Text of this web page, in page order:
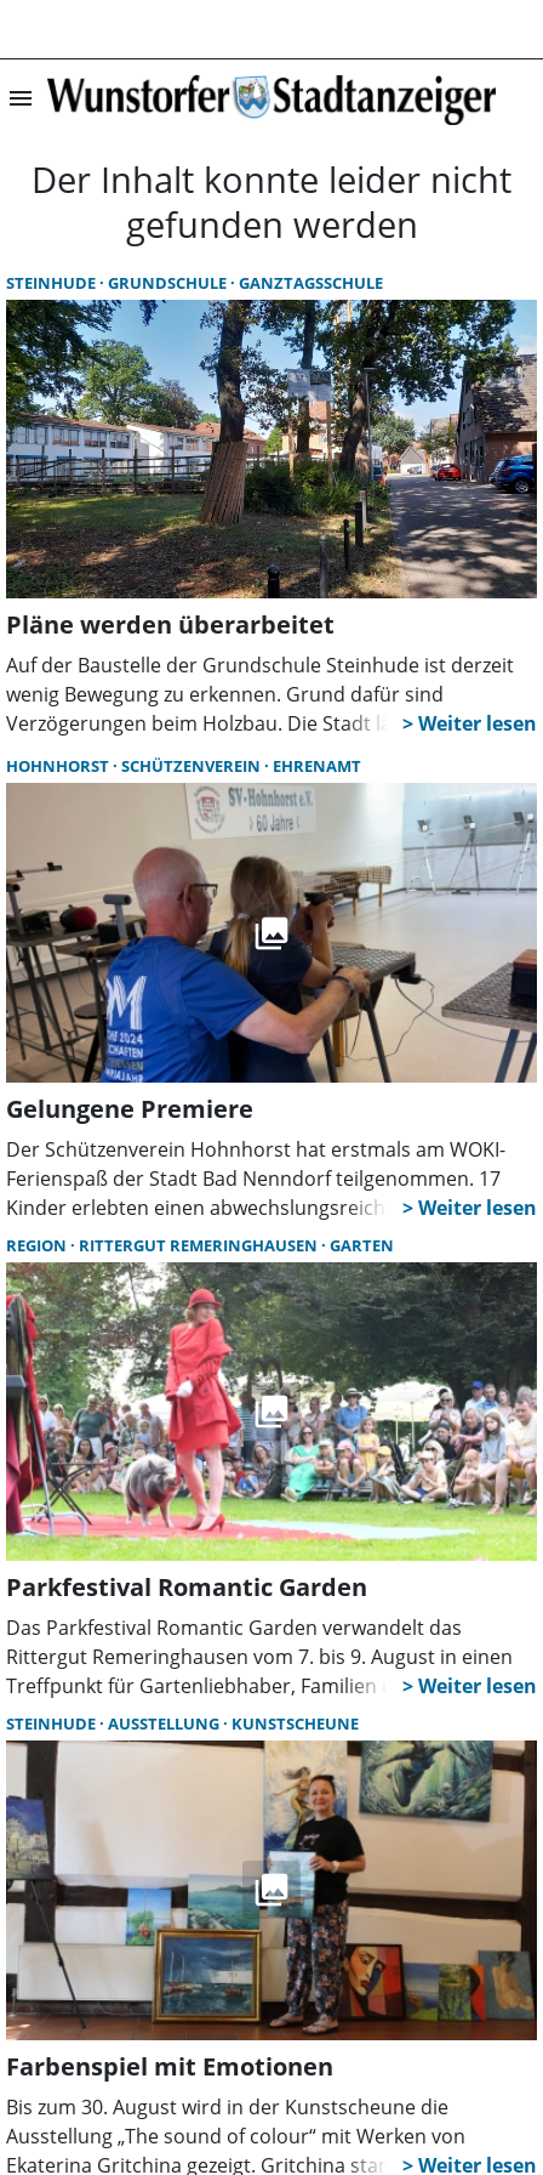
menu
Startseite |
Der Inhalt konnte leider nicht
gefunden werden
STEINHUDE GRUNDSCHULE GANZTAGSSCHULE
Pläne werden überarbeitet
Auf der Baustelle der Grundschule Steinhude ist derzeit
wenig Bewegung zu erkennen. Grund dafür sind
Verzögerungen beim Holzbau. Die Stadt lässt aktuell
Montage- und Ablaufpläne überarbeiten. Ob sich daraus
Folgen für den Zeitplan des ersten Bauabschnitts
ergeben, ist noch offen.
HOHNHORST SCHÜTZENVEREIN EHRENAMT
Gelungene Premiere
Der Schützenverein Hohnhorst hat erstmals am WOKI-
Ferienspaß der Stadt Bad Nenndorf teilgenommen. 17
Kinder erlebten einen abwechslungsreichen Tag mit
Lichtpunktschießen, Blasrohrsport, Spielen und
Experimenten. Zwölf Ehrenamtliche sorgten für eine
intensive Betreuung.
REGION RITTERGUT REMERINGHAUSEN GARTEN
Parkfestival Romantic Garden
Das Parkfestival Romantic Garden verwandelt das
Rittergut Remeringhausen vom 7. bis 9. August in einen
Treffpunkt für Gartenliebhaber, Familien und Genießer.
Mehr als 130 Aussteller, Live-Musik, Parkführungen,
Kunsthandwerk und zahlreiche Mitmachaktionen sorgen
für ein abwechslungsreiches Sommerwochenende.
STEINHUDE AUSSTELLUNG KUNSTSCHEUNE
Farbenspiel mit Emotionen
Bis zum 30. August wird in der Kunstscheune die
Ausstellung „The sound of colour“ mit Werken von
Ekaterina Gritchina gezeigt. Gritchina stammt aus